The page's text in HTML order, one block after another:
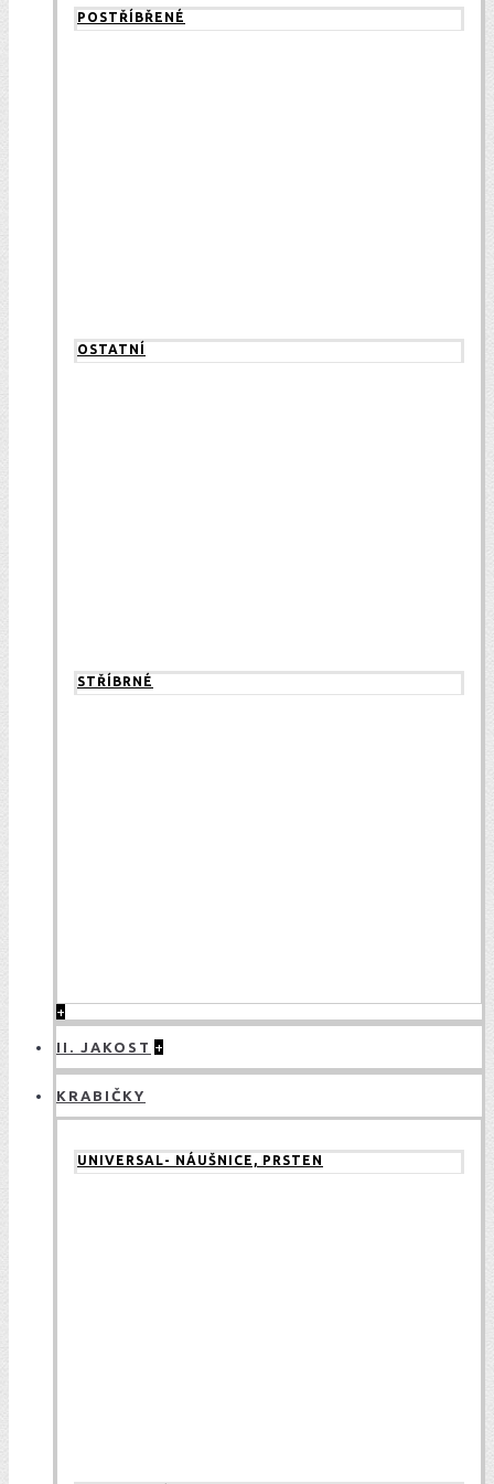
POSTŘÍBŘENÉ
OSTATNÍ
STŘÍBRNÉ
+
II. JAKOST +
KRABIČKY
UNIVERSAL- NÁUŠNICE, PRSTEN